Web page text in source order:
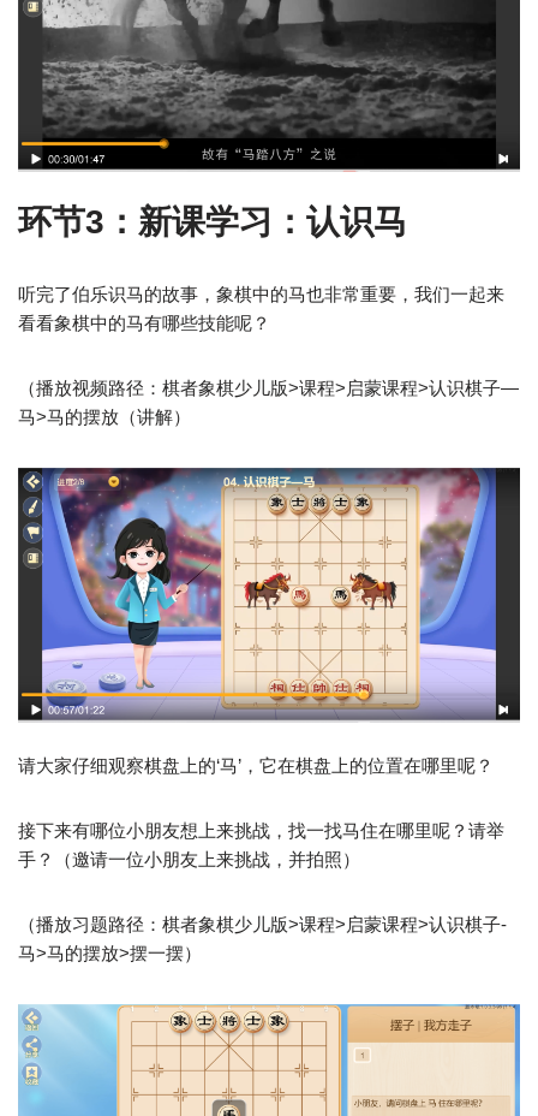
环节3：新课学习：认识马
听完了伯乐识马的故事，象棋中的马也非常重要，我们一起来
看看象棋中的马有哪些技能呢？
（播放视频路径：棋者象棋少儿版>课程>启蒙课程>认识棋子—
马>马的摆放（讲解）
请大家仔细观察棋盘上的‘马’，它在棋盘上的位置在哪里呢？
接下来有哪位小朋友想上来挑战，找一找马住在哪里呢？请举
手？（邀请一位小朋友上来挑战，并拍照）
（播放习题路径：棋者象棋少儿版>课程>启蒙课程>认识棋子-
马>马的摆放>摆一摆）